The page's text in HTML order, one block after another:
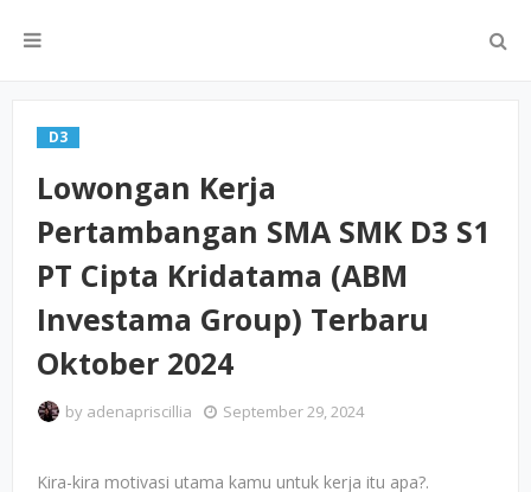
D3
Lowongan Kerja
Pertambangan SMA SMK D3 S1
PT Cipta Kridatama (ABM
Investama Group) Terbaru
Oktober 2024
by adenapriscillia September 29, 2024
Kira-kira motivasi utama kamu untuk kerja itu apa?.